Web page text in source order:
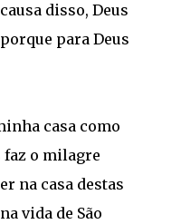
disso, Deus
para Deus
casa como
faz o milagre
na casa destas
vida de São